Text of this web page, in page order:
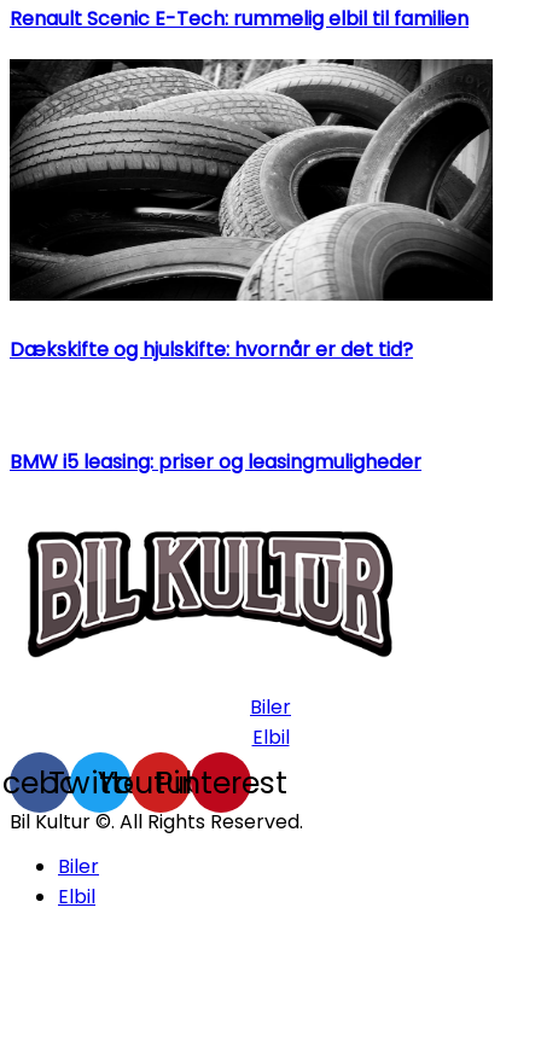
Renault Scenic E-Tech: rummelig elbil til familien
Dækskifte og hjulskifte: hvornår er det tid?
BMW i5 leasing: priser og leasingmuligheder
Biler
Elbil
TwitterYoutube
Pinterest
Bil Kultur ©. All Rights Reserved.
Biler
Elbil